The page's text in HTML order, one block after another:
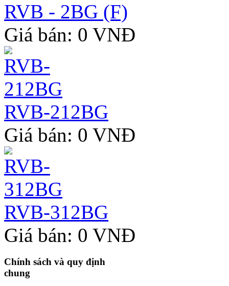
RVB - 2BG (F)
Giá bán: 0 VNĐ
RVB-212BG
Giá bán: 0 VNĐ
RVB-312BG
Giá bán: 0 VNĐ
Chính sách và quy định
chung